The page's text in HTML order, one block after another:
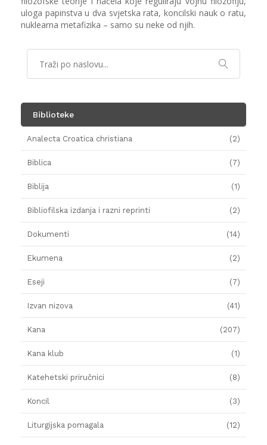
uloga papinstva u dva svjetska rata, koncilski nauk o ratu,
nuklearna metafizika – samo su neke od njih.
Biblioteke
Analecta Croatica christiana (2)
Biblica (7)
Biblija (1)
Bibliofilska izdanja i razni reprinti (2)
Dokumenti (14)
Ekumena (2)
Eseji (7)
Izvan nizova (41)
Kana (207)
Kana klub (1)
Katehetski priručnici (8)
Koncil (3)
Liturgijska pomagala (12)